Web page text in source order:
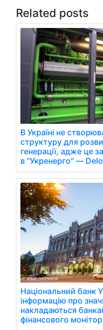
Related posts
В Україні не
структуру для
генерації, адже це
в "Укренерго" —
Національний банк
інформацію про
накладаються
фінансового